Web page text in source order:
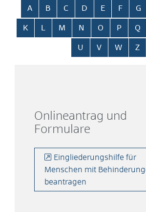
Alphabetisches Register überspringen
A B C D E F G
K L M N O P Q
U V W Z
Onlineantrag und
Formulare
Eingliederungshilfe für
Menschen mit
beantragen